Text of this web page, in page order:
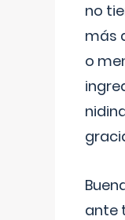
no
más
o
ante